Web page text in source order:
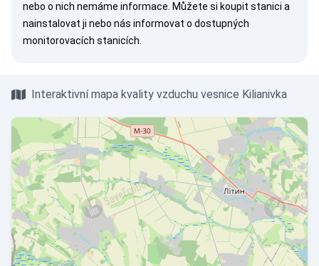
nebo o nich nemáme informace. Můžete si koupit stanici a
nainstalovat ji nebo nás informovat o dostupných
monitorovacích stanicích.
Interaktivní mapa kvality vzduchu vesnice Kilianivka